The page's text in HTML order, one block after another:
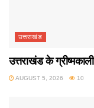
उत्तराखंड
उत्तराखंड के
AUGUST 5, 2026 10